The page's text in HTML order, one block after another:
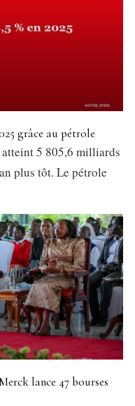
grâce au pétrole
5 805,6 milliards
plus tôt. Le pétrole
lance 47 bourses